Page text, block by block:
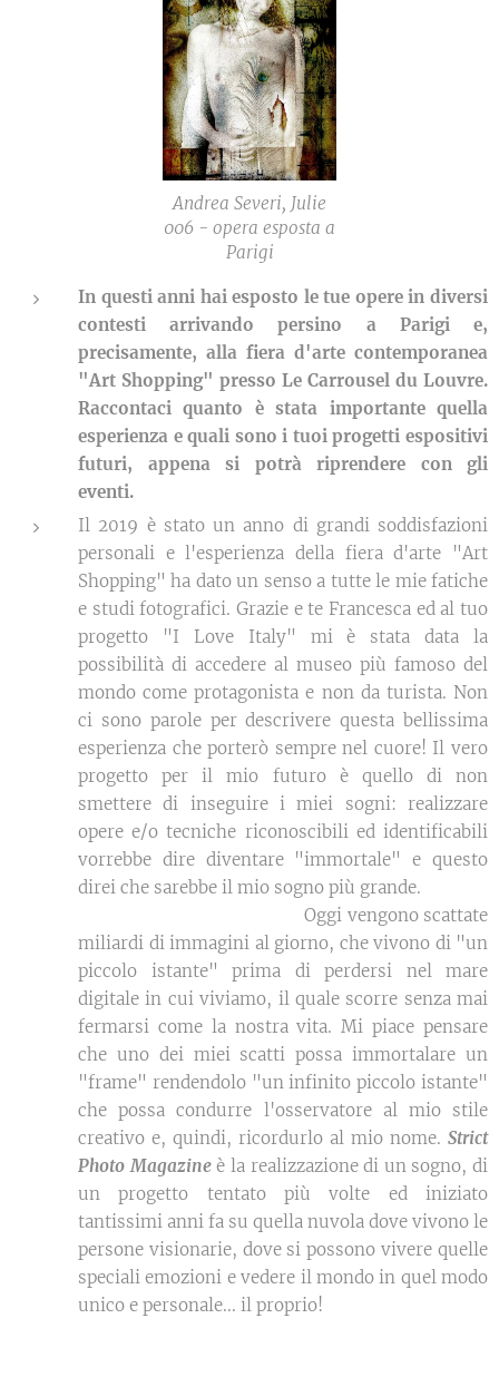
Andrea Severi, Julie
006 - opera esposta a
Parigi
In questi anni hai esposto le tue opere in diversi
contesti arrivando persino a Parigi e,
precisamente, alla fiera d'arte contemporanea
"Art Shopping" presso Le Carrousel du Louvre.
Raccontaci quanto è stata importante quella
esperienza e quali sono i tuoi progetti espositivi
futuri, appena si potrà riprendere con gli
eventi.
Il 2019 è stato un anno di grandi soddisfazioni
personali e l'esperienza della fiera d'arte "Art
Shopping" ha dato un senso a tutte le mie fatiche
e studi fotografici. Grazie e te Francesca ed al tuo
progetto "I Love Italy" mi è stata data la
possibilità di accedere al museo più famoso del
mondo come protagonista e non da turista. Non
ci sono parole per descrivere questa bellissima
esperienza che porterò sempre nel cuore! Il vero
progetto per il mio futuro è quello di non
smettere di inseguire i miei sogni: realizzare
opere e/o tecniche riconoscibili ed identificabili
vorrebbe dire diventare "immortale" e questo
direi che sarebbe il mio sogno più grande.
Oggi vengono scattate
miliardi di immagini al giorno, che vivono di "un
piccolo istante" prima di perdersi nel mare
digitale in cui viviamo, il quale scorre senza mai
fermarsi come la nostra vita. Mi piace pensare
che uno dei miei scatti possa immortalare un
"frame" rendendolo "un infinito piccolo istante"
che possa condurre l'osservatore al mio stile
creativo e, quindi, ricordurlo al mio nome. Strict
Photo Magazineè la realizzazione di un sogno, di
un progetto tentato più volte ed iniziato
tantissimi anni fa su quella nuvola dove vivono le
persone visionarie, dove si possono vivere quelle
speciali emozioni e vedere il mondo in quel modo
unico e personale... il proprio!